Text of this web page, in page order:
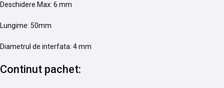
Deschidere Max: 6 mm
Lungime: 50mm
Diametrul de interfata: 4 mm
Continut pachet: